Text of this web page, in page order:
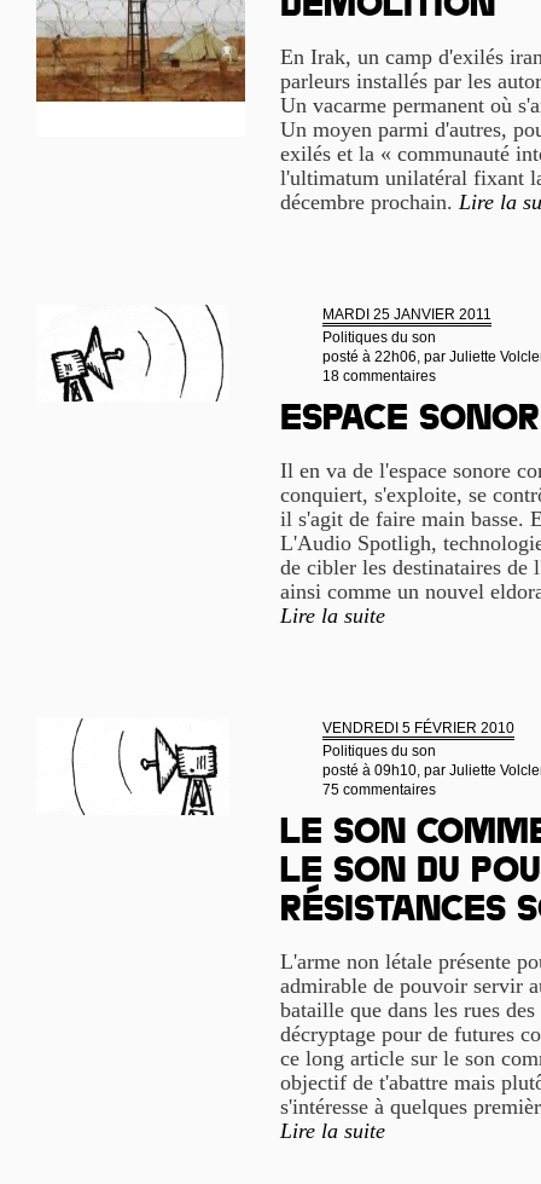
démolition
En Irak, un camp d'exilés
parleurs installés par les
Un vacarme permanent où
Un moyen parmi d'autres,
exilés et la « communauté
l'ultimatum unilatéral fixant
décembre prochain. Lire la
MARDI 25 JANVIER 2011
Politiques du son
posté à 22h06, par Juliette
18 commentaires
Espace
Il en va de l'espace sonore
conquiert, s'exploite, se
il s'agit de faire main basse.
L'Audio Spotligh,
de cibler les destinataires de
ainsi comme un nouvel
Lire la suite
VENDREDI 5 FÉVRIER 2010
Politiques du son
posté à 09h10, par Juliette
75 commentaires
Le son
le son du
résistances
L'arme non létale présente
admirable de pouvoir servir
bataille que dans les rues
décryptage pour de futures
ce long article sur le son
objectif de t'abattre mais
s'intéresse à quelques
Lire la suite